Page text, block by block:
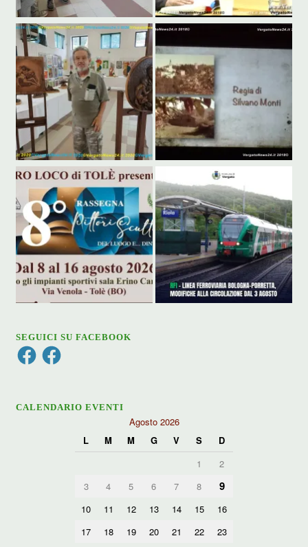
SEGUICI SU FACEBOOK
FacebookFacebook
CALENDARIO EVENTI
Agosto 2026
L
M M G V S
D
1
2
3
4 5 6 7 8 9
10 11 12 13 14 15
16
17
18 19 20 21 22
23